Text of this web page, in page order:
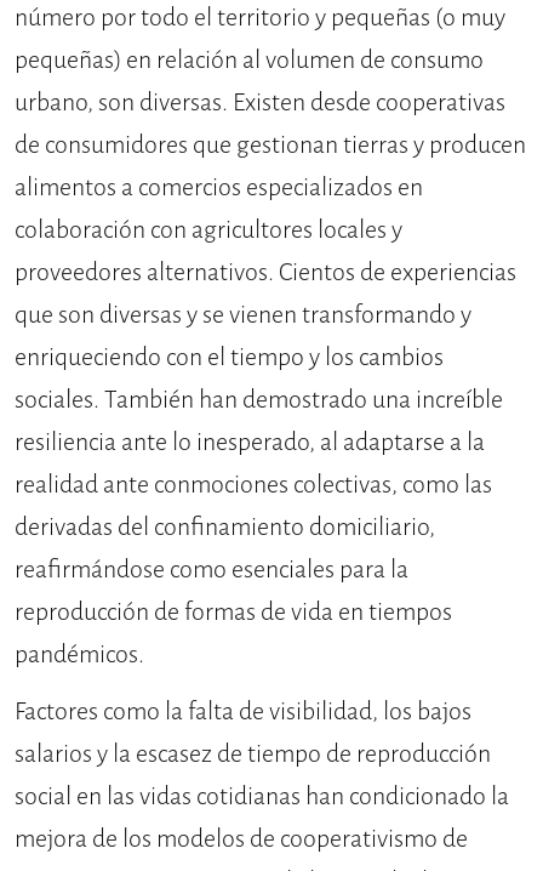
número por todo el territorio y pequeñas (o muy
pequeñas) en relación al volumen de consumo
urbano, son diversas. Existen desde cooperativas
de consumidores que gestionan tierras y producen
alimentos a comercios especializados en
colaboración con agricultores locales y
proveedores alternativos. Cientos de experiencias
que son diversas y se vienen transformando y
enriqueciendo con el tiempo y los cambios
sociales. También han demostrado una increíble
resiliencia ante lo inesperado, al adaptarse a la
realidad ante conmociones colectivas, como las
derivadas del confinamiento domiciliario,
reafirmándose como esenciales para la
reproducción de formas de vida en tiempos
pandémicos.
Factores como la falta de visibilidad, los bajos
salarios y la escasez de tiempo de reproducción
social en las vidas cotidianas han condicionado la
mejora de los modelos de cooperativismo de